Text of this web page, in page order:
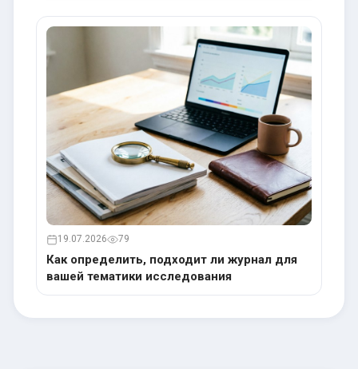
19.07.2026 79
Как определить, подходит ли журнал для
вашей тематики исследования